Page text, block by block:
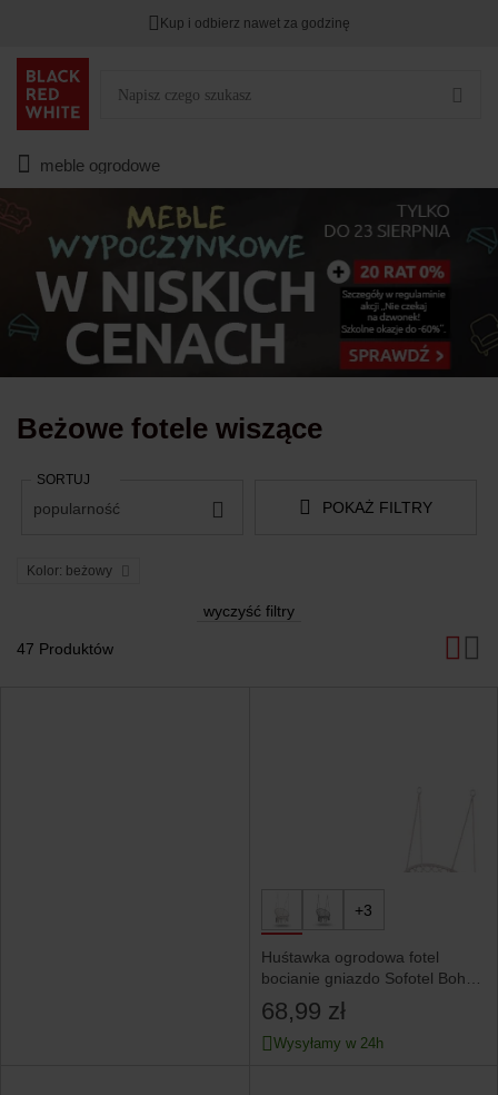
HITY DNIA przy zapisie na Newsletter.
Kup i odbierz nawet za godzinę
meble ogrodowe
Beżowe fotele wiszące
47 Produktów
POKAŻ FILTRY
Kolor: beżowy
wyczyść filtry
SORTUJ
popularność
podwieszany
Alicante z
poduszką
499 zł
+3
Huśtawka ogrodowa fotel
bocianie gniazdo Sofotel Boho
beżowy
68,99 zł
Wysyłamy w 24h